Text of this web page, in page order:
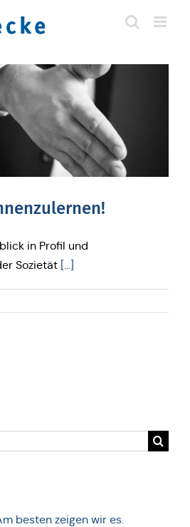
in Profil und
Sozietät [...]
besten zeigen wir es.